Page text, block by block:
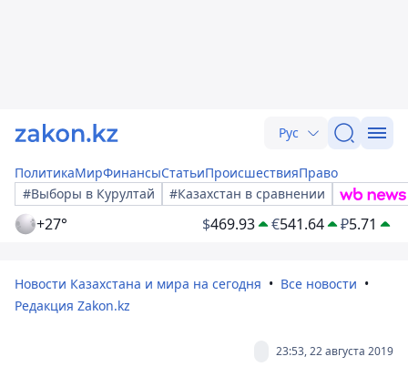
Рус
ПолитикаМирФинансыСтатьиПроисшествияПраво
#Выборы в Курултай
#Казахстан в сравнении
+27° $469.93 €541.64 ₽5.71
Новости Казахстана и мира на сегодня
Все новости
Редакция Zakon.kz
23:53, 22 августа 2019